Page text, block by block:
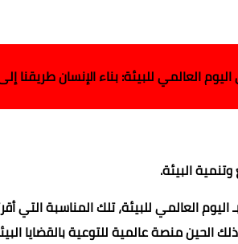
العالمي للبيئة: بناء الإنسان
البيئة.
الحين منصة عالمية للتوعية بالقضايا